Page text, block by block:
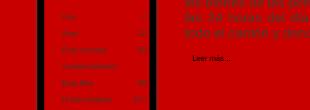
Hoy
Ayer
Esta semana
Semana Anterior
Este Mes
El Mes Anterior
2
12
60
99
671
las 24 horas del
todo el cantón y
Leer más...